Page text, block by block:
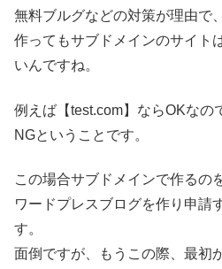
無料ブルグなどの対策が理由で
作ってもサブドメインのサイト
いんですね。
例えば【test.com】ならOKなの
NGということです。
この場合サブドメインで作るの
ワードプレスブログを作り申請
す。
面倒ですが、もうこの際、最初